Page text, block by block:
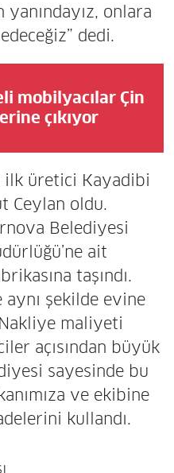
onlara
dedi.
mobilyacılar Çin
çıkıyor
ilk üretici Kayadibi
Ceylan oldu.
Belediyesi
ait
taşındı.
şekilde evine
maliyeti
açısından büyük
sayesinde bu
ve ekibine
kullandı.